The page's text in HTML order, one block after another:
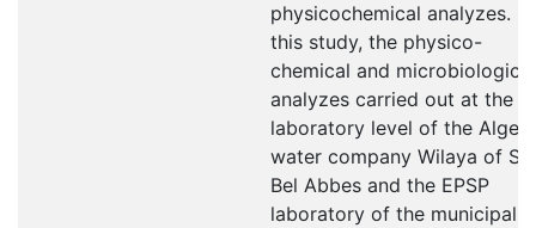
physicochemical analyzes. In
this study, the physico-
chemical and microbiological
analyzes carried out at the
laboratory level of the
water company Wilaya of
Bel Abbes and the EPSP
laboratory of the